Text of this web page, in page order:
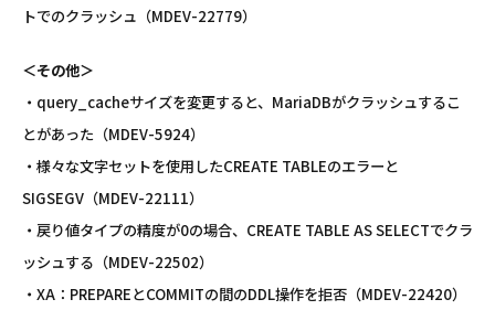
トでのクラッシュ（MDEV-22779）
＜その他＞
・query_cacheサイズを変更すると、MariaDBがクラッシュするこ
とがあった（MDEV-5924）
・様々な文字セットを使用したCREATE TABLEのエラーと
SIGSEGV（MDEV-22111）
・戻り値タイプの精度が0の場合、CREATE TABLE AS SELECTでクラ
ッシュする（MDEV-22502）
・XA：PREPAREとCOMMITの間のDDL操作を拒否（MDEV-22420）